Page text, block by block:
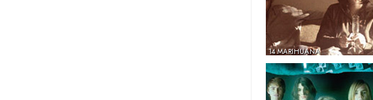
14 MARIHUANA